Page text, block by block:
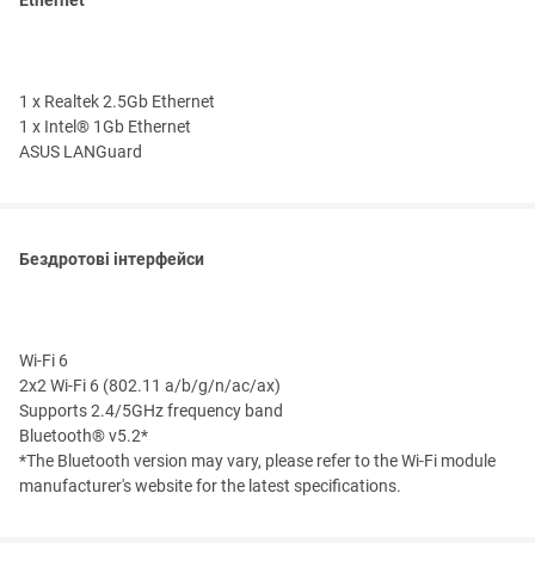
1 x Realtek 2.5Gb Ethernet
1 x Intel® 1Gb Ethernet
ASUS LANGuard
Бездротові інтерфейси
Wi-Fi 6
2x2 Wi-Fi 6 (802.11 a/b/g/n/ac/ax)
Supports 2.4/5GHz frequency band
Bluetooth® v5.2*
*The Bluetooth version may vary, please refer to the Wi-Fi module
manufacturer's website for the latest specifications.